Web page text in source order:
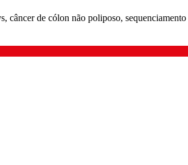
câncer de cólon não poliposo,